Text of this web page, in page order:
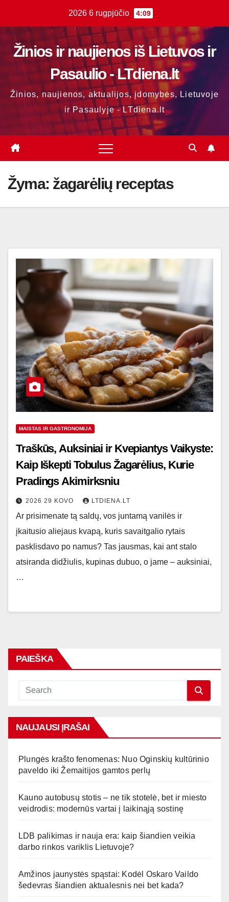
content
2026 6 rugpjūčio 4:09
Žinios ir naujienos iš Lietuvos ir
Pasaulio - LTdiena.lt
Žinios, naujienos, aktualijos, įdomybės, Lietuvoje
ir Pasaulyje - LTdiena.lt
Žyma: žagarėlių receptas
MAISTAS IR GASTRONOMIJA
Traškūs, Auksiniai ir Kvepiantys Vaikyste:
Kaip Iškepti Tobulus Žagarėlius, Kurie
Pradings Akimirksniu
2026 29 KOVO LTDIENA.LT
Ar prisimenate tą saldų, vos juntamą vanilės ir
įkaitusio aliejaus kvapą, kuris savaitgalio rytais
pasklisdavo po namus? Tas jausmas, kai ant stalo
atsiranda didžiulis, kupinas dubuo, o jame – auksiniai,
…
PAIEŠKA
NAUJAUSI ĮRAŠAI
Plungės krašto fenomenas: Nuo Oginskių kultūrinio
paveldo iki Žemaitijos gamtos perlų
Kauno autobusų stotis – ne tik stotelė, bet ir miesto
veidrodis: modernūs vartai į laikinąją sostinę
LDB palikimas ir nauja era: kaip šiandien veikia
darbo rinkos variklis Lietuvoje?
Amžinos jaunystės spąstai: Kodėl Oskaro Vaildo
šedevras šiandien aktualesnis nei bet kada?